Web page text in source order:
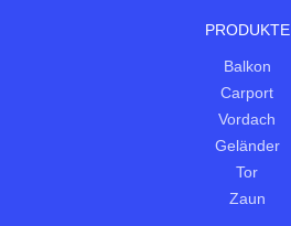
PRODUKTE
Balkon
Carport
Vordach
Geländer
Tor
Zaun